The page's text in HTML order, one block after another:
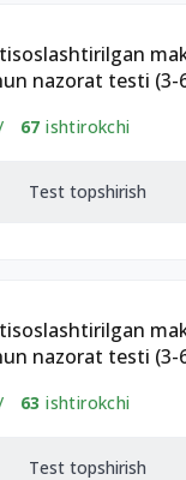
nazorat testi (3-
67 ishtirokchi
Test topshirish
nazorat testi (3-
63 ishtirokchi
Test topshirish